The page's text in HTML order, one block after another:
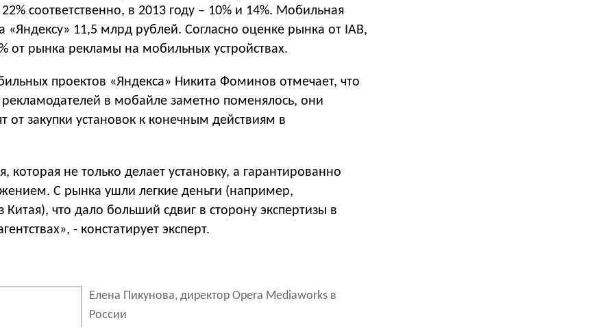
соответственно, в 2013 году – 10% и 14%. Мобильная
«Яндексу» 11,5 млрд рублей. Согласно оценке рынка от IAB,
от рынка рекламы на мобильных устройствах.
проектов «Яндекса» Никита Фоминов отмечает, что
рекламодателей в мобайле заметно поменялось, они
от закупки установок к конечным действиям в
которая не только делает установку, а гарантированно
С рынка ушли легкие деньги (например,
Китая), что дало больший сдвиг в сторону экспертизы в
- констатирует эксперт.
Елена Пикунова, директор Opera Mediaworks в
России